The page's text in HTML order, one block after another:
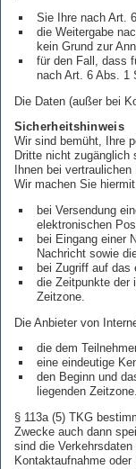
Sie Ihre nach Art.
die Weitergabe
kein Grund zur
für den Fall, dass
nach Art. 6 Abs. 1
Die Daten (außer bei
Sicherheitshinweis
Wir sind bemüht, Ihre
Dritte nicht zugänglich
Ihnen bei
Wir machen Sie
bei Versendung
elektronischen
bei Eingang einer
Nachricht sowie
bei Zugriff auf das
die Zeitpunkte der
Zeitzone.
Die Anbieter von
die dem
eine eindeutige
den Beginn und
liegenden Zeitzone.
§ 113a (5) TKG
Zwecke auch dann
sind die
Kontaktaufnahme